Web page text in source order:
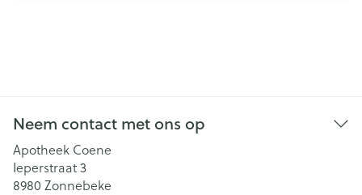
Neem contact met ons op
Apotheek Coene
Ieperstraat 3
8980 Zonnebeke